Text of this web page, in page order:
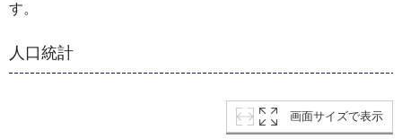
す。
人口統計
画面サイズで表示